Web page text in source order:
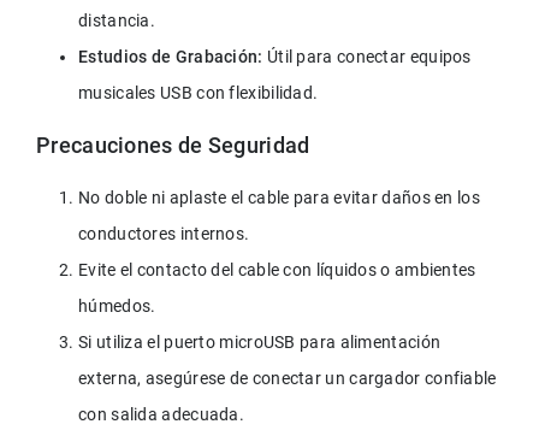
distancia.
Estudios de Grabación: Útil para conectar equipos
musicales USB con flexibilidad.
Precauciones de Seguridad
No doble ni aplaste el cable para evitar daños en los
conductores internos.
Evite el contacto del cable con líquidos o ambientes
húmedos.
Si utiliza el puerto microUSB para alimentación
externa, asegúrese de conectar un cargador confiable
con salida adecuada.